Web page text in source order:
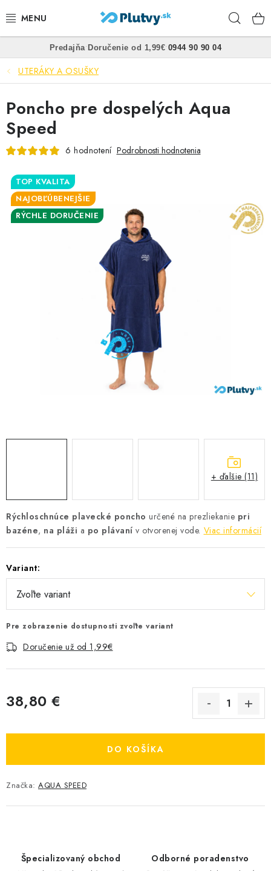
na
PLÁVANIE
ŠNORCHLOVANIE
FREEDIVING
SPEARFISHING
POTÁPANIE
OBLEČENIE
Predajňa• Doručenie od 1,99€• 0944 90 90 04
UTERÁKY A OSUŠKY
Rýchloschnúce plavecké poncho určené na prezliekanie pri
bazéne, na pláži a po plávaní v otvorenej vode. Viac informácií
Variant:
Pre zobrazenie dostupnosti zvoľte variant
Doručenie už od 1,99€
38,80 €
DO KOŠÍKA
Značka: AQUA SPEED
Poncho pre dospelých Aqua
Speed
6 hodnotení Podrobnosti hodnotenia
TOP KVALITA
NAJOBĽÚBENEJŠIE
RÝCHLE DORUČENIE
+ ďalšie (11)
Špecializovaný obchod Odborné poradenstvo